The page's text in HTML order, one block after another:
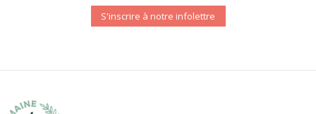
S'inscrire à notre infolettre